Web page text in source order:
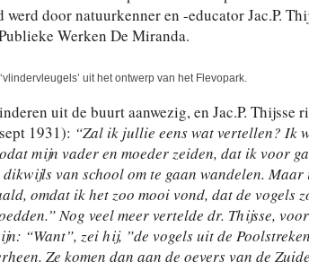
door natuurkenner en -educator Jac.P.
Werken De Miranda.
uit het ontwerp van het Flevopark.
uit de buurt aanwezig, en Jac.P. Thijsse
1931): “Zal ik jullie eens wat vertellen? Ik
mijn vader en moeder zeiden, dat ik voor
van school om te gaan wandelen.
omdat ik het zoo mooi vond, dat de vogels
Nog veel meer vertelde dr. Thijsse,
“Want”, zei hij, ”de vogels uit de
Ze komen dan aan de oevers van de